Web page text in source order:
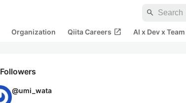
search
Organization Qiita Careers open_in_new AI x Dev x Team
Followers
@umi_wata